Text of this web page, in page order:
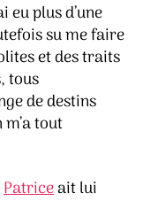
eu plus d’une
su me faire
et des traits
tous
de destins
tout
Patriceait lui